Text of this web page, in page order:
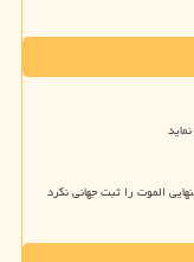
الموت را ثبت جهانی نکرد